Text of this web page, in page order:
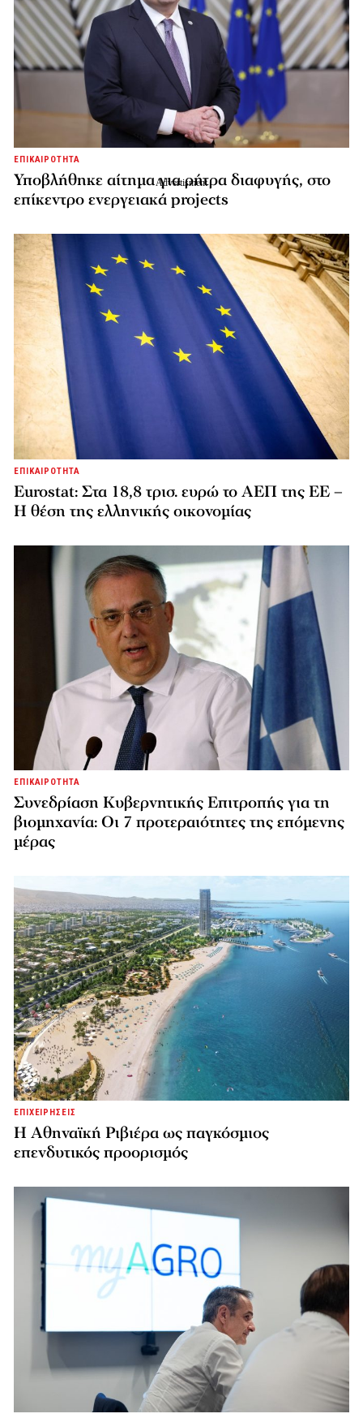
ΕΠΙΚΑΙΡΟΤΗΤΑ
Υποβλήθηκε αίτημα για ρήτρα διαφυγής, στο
επίκεντρο ενεργειακά projects
ΕΠΙΚΑΙΡΟΤΗΤΑ
Eurostat: Στα 18,8 τρισ. ευρώ το ΑΕΠ της ΕΕ –
Η θέση της ελληνικής οικονομίας
ΕΠΙΚΑΙΡΟΤΗΤΑ
Συνεδρίαση Κυβερνητικής Επιτροπής για τη
βιομηχανία: Οι 7 προτεραιότητες της επόμενης
μέρας
ΕΠΙΧΕΙΡΗΣΕΙΣ
Η Αθηναϊκή Ριβιέρα ως παγκόσμιος
επενδυτικός προορισμός